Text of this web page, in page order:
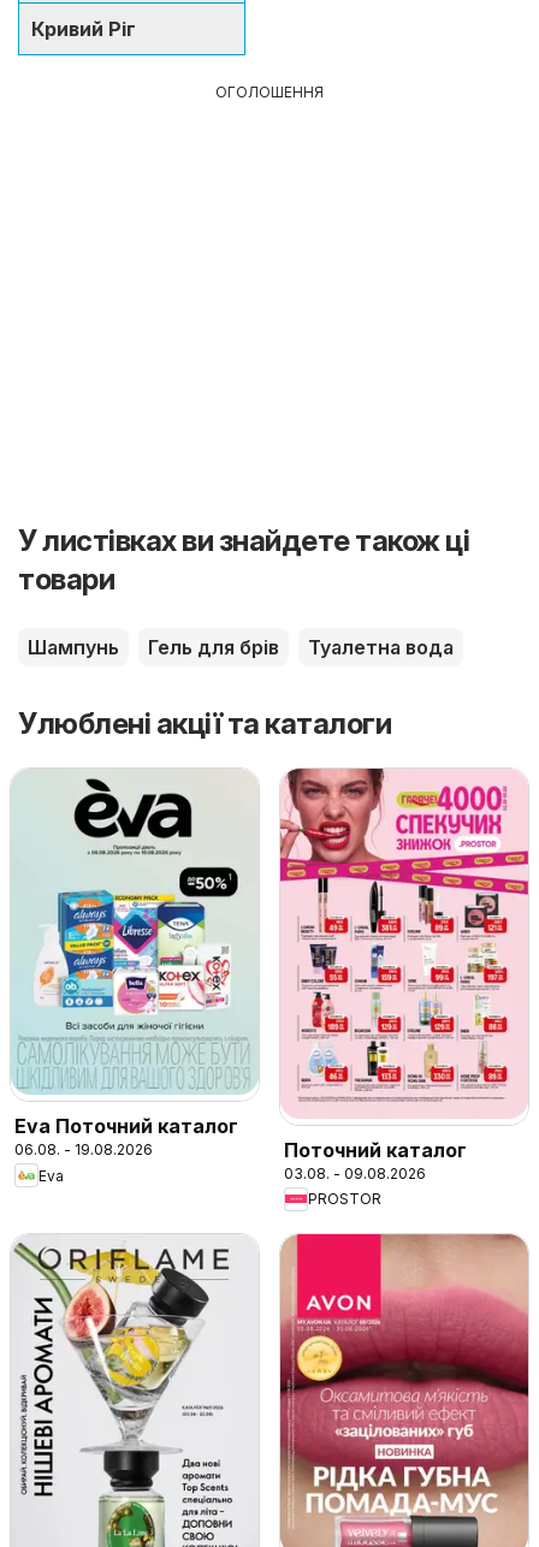
Кривий Ріг
ОГОЛОШЕННЯ
У листівках ви знайдете також ці
товари
Шампунь Гель для брів Туалетна вода
Улюблені акції та каталоги
Eva Поточний каталог
06.08. - 19.08.2026
Eva
Поточний каталог
03.08. - 09.08.2026
PROSTOR